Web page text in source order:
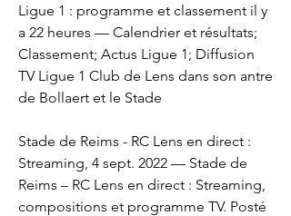
Ligue 1 : programme et classement il y
a 22 heures — Calendrier et résultats;
Classement; Actus Ligue 1; Diffusion
TV Ligue 1 Club de Lens dans son antre
de Bollaert et le Stade
Stade de Reims - RC Lens en direct :
Streaming, 4 sept. 2022 — Stade de
Reims – RC Lens en direct : Streaming,
compositions et programme TV. Posté